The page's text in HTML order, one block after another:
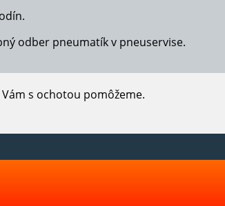
odber pneumatík v pneuservise.
s ochotou pomôžeme.